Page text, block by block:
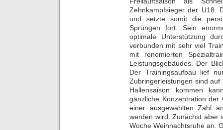
Zehnkampfsieger der U18.
und setzte somit die
Sprüngen fort. Sein
optimale Unterstützung
verbunden mit sehr viel
mit renomierten
Leistungsgebäudes. Der
Der Trainingsaufbau lief
Zubringerleistungen sind
Hallensaison kommen
gänzliche Konzentration
einer ausgewählten Zahl
werden wird. Zunächst aber
Woche Weihnachtsruhe an.